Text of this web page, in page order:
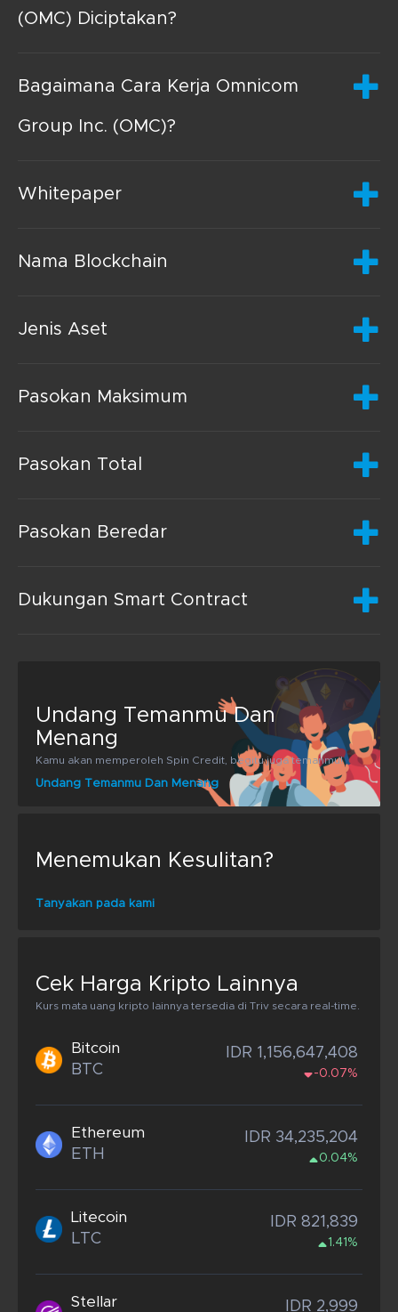
(OMC) Diciptakan?
Bagaimana Cara Kerja Omnicom
Group Inc. (OMC)?
Whitepaper
Nama Blockchain
Jenis Aset
Pasokan Maksimum
Pasokan Total
Pasokan Beredar
Dukungan Smart Contract
Undang Temanmu Dan
Menang
Kamu akan memperoleh Spin Credit, begitu juga temanmu!
Undang Temanmu Dan Menang
Menemukan Kesulitan?
Tanyakan pada kami
Cek Harga Kripto Lainnya
Kurs mata uang kripto lainnya tersedia di Triv secara real-time.
Bitcoin
BTC
IDR 1,156,647,408
-0.07%
Ethereum
ETH
IDR 34,235,204
0.04%
Litecoin
LTC
IDR 821,839
1.41%
Stellar IDR 2,999